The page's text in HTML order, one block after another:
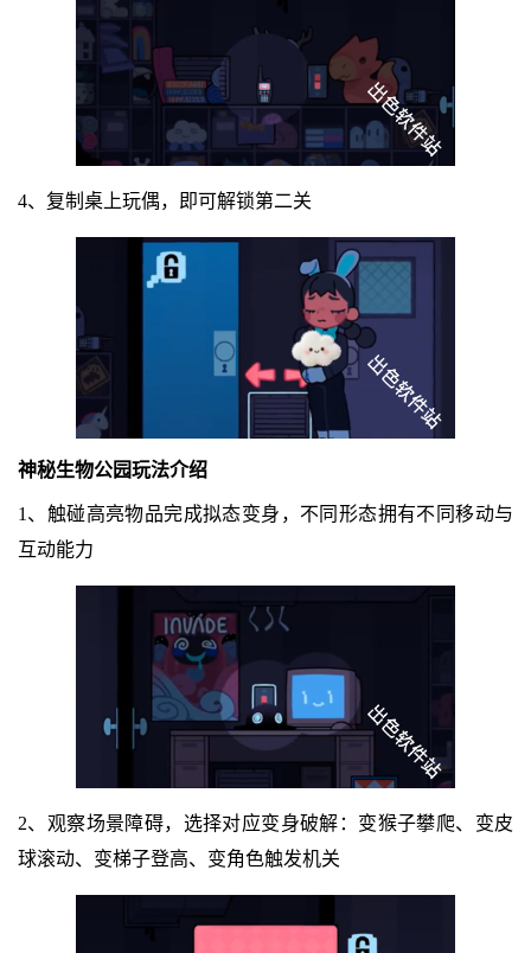
4、复制桌上玩偶，即可解锁第二关
神秘生物公园玩法介绍
1、触碰高亮物品完成拟态变身，不同形态拥有不同移动与
互动能力
2、观察场景障碍，选择对应变身破解：变猴子攀爬、变皮
球滚动、变梯子登高、变角色触发机关